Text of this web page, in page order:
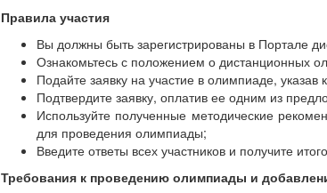
Правила участия
Вы должны быть зарегистрированы в Портале
Ознакомьтесь с положением о дистанционных
Подайте заявку на участие в олимпиаде, указав
Подтвердите заявку, оплатив ее одним из
Используйте полученные методические
для проведения олимпиады;
Введите ответы всех участников и получите
Требования к проведению олимпиады и